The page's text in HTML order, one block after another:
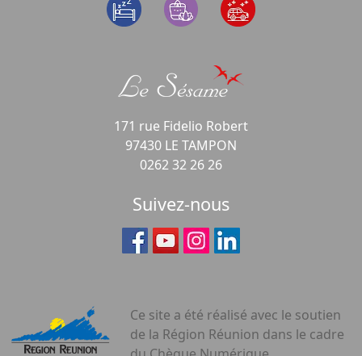
171 rue Fidelio Robert
97430 LE TAMPON
0262 32 26 26
Suivez-nous
Ce site a été réalisé avec le soutien
de la Région Réunion dans le cadre